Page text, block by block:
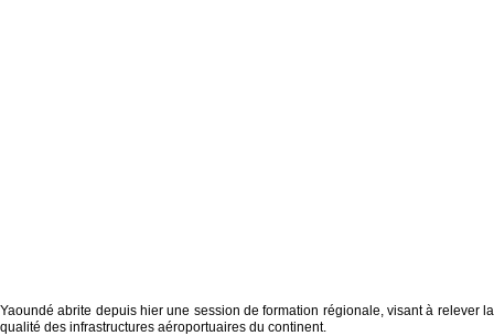
Yaoundé abrite depuis hier une session de formation régionale, visant à relever la
qualité des infrastructures aéroportuaires du continent.